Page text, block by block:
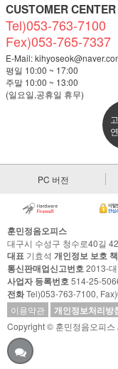
CUSTOMER CENTER
Tel)053-763-7100
Fex)053-765-7337
E-Mail:
평일 10:00 ~ 17:00
주말 10:00 ~ 13:00
(일요일,공휴일 휴무)
PC 버전
훈민정음오피스
대구시 수성구 청수로40길
대표 기효석 개인정보 보호
통신판매업신고번호2013-
사업자 등록번호514-25-
전화Tel)053-763-7100,
이용약관
개인정보처리방
Copyright © 훈민정음오피스